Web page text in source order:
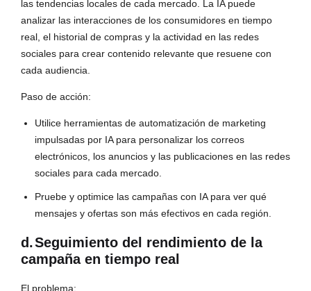
las tendencias locales de cada mercado. La IA puede
analizar las interacciones de los consumidores en tiempo
real, el historial de compras y la actividad en las redes
sociales para crear contenido relevante que resuene con
cada audiencia.
Paso de acción:
Utilice herramientas de automatización de marketing
impulsadas por IA para personalizar los correos
electrónicos, los anuncios y las publicaciones en las redes
sociales para cada mercado.
Pruebe y optimice las campañas con IA para ver qué
mensajes y ofertas son más efectivos en cada región.
d.Seguimiento del rendimiento de la
campaña en tiempo real
El problema: